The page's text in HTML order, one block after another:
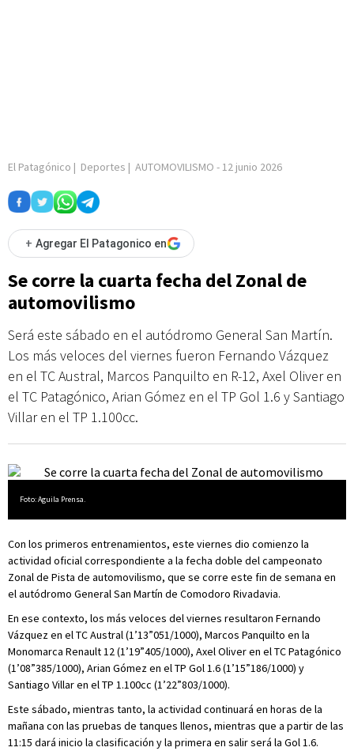
El Patagónico | Deportes | AUTOMOVILISMO - 12 junio 2026
+ Agregar El Patagonico en
Se corre la cuarta fecha del Zonal de
automovilismo
Será este sábado en el autódromo General San Martín.
Los más veloces del viernes fueron Fernando Vázquez
en el TC Austral, Marcos Panquilto en R-12, Axel Oliver en
el TC Patagónico, Arian Gómez en el TP Gol 1.6 y Santiago
Villar en el TP 1.100cc.
Foto: Aguila Prensa.
Con los primeros entrenamientos, este viernes dio comienzo la
actividad oficial correspondiente a la fecha doble del campeonato
Zonal de Pista de automovilismo, que se corre este fin de semana en
el autódromo General San Martín de Comodoro Rivadavia.
En ese contexto, los más veloces del viernes resultaron Fernando
Vázquez en el TC Austral (1’13”051/1000), Marcos Panquilto en la
Monomarca Renault 12 (1’19”405/1000), Axel Oliver en el TC Patagónico
(1’08”385/1000), Arian Gómez en el TP Gol 1.6 (1’15”186/1000) y
Santiago Villar en el TP 1.100cc (1’22”803/1000).
Este sábado, mientras tanto, la actividad continuará en horas de la
mañana con las pruebas de tanques llenos, mientras que a partir de las
11:15 dará inicio la clasificación y la primera en salir será la Gol 1.6.